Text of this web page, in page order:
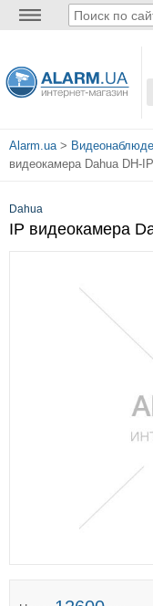
Alarm.ua>
видеокамера Dahua DH-
Dahua
IP видеокамера